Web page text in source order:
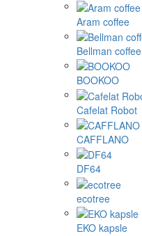
Aram coffee
Bellman coffee
BOOKOO
Cafelat Robot
CAFFLANO
DF64
ecotree
EKO kapsle